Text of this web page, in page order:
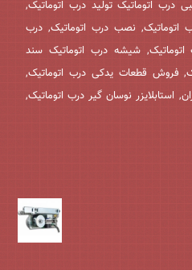
درب اتوماتیک تولید درب اتوماتیک,
اتوماتیک, نصب درب اتوماتیک, درب
شیشه درب اتوماتیک سند
فروش قطعات یدکی درب اتوماتیک,
استابلایزر نوسان گیر درب اتوماتیک,